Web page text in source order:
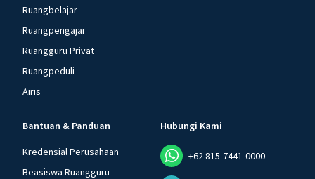
Ruangbelajar
Ruangpengajar
Ruangguru Privat
Ruangpeduli
Airis
Bantuan & Panduan
Kredensial Perusahaan
Beasiswa Ruangguru
Hubungi Kami
+62 815-7441-0000